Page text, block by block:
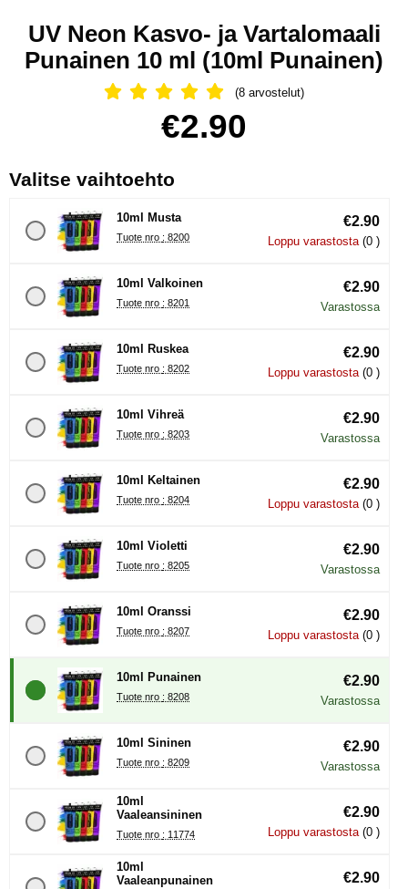
UV Neon Kasvo- ja Vartalomaali
Punainen 10 ml (10ml Punainen)
Arvostelu: 4.88 Tähdet, Ohita kaikki
(8 arvostelut)
hinta
€2.90
Valitse vaihtoehto
10ml Musta
Tuote nro : 8200
€2.90
Loppu varastosta (0 )
10ml Valkoinen
Tuote nro : 8201
€2.90
Varastossa
10ml Ruskea
Tuote nro : 8202
€2.90
Loppu varastosta (0 )
10ml Vihreä
Tuote nro : 8203
€2.90
Varastossa
10ml Keltainen
Tuote nro : 8204
€2.90
Loppu varastosta (0 )
10ml Violetti
Tuote nro : 8205
€2.90
Varastossa
10ml Oranssi
Tuote nro : 8207
€2.90
Loppu varastosta (0 )
10ml Punainen
Tuote nro : 8208
€2.90
Varastossa
10ml Sininen
Tuote nro : 8209
€2.90
Varastossa
10ml
Vaaleansininen
Tuote nro : 11774
€2.90
Loppu varastosta (0 )
10ml
Vaaleanpunainen
€2.90